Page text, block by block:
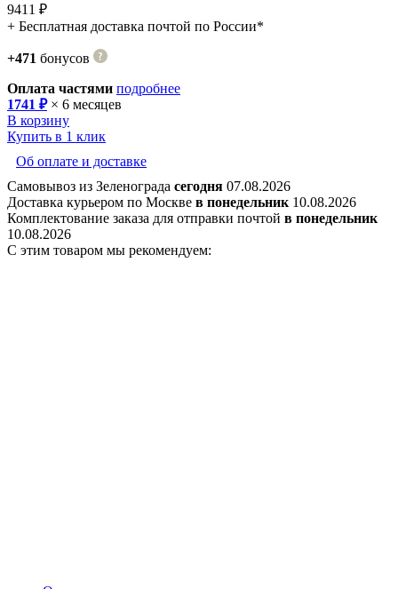
9411 ₽
+ Бесплатная доставка почтой по России*
+471 бонусов
Оплата частями подробнее
1741 ₽× 6 месяцев
В корзину
Купить в 1 клик
Об оплате и доставке
Самовывоз из Зеленограда сегодня 07.08.2026
Доставка курьером по Москве в понедельник 10.08.2026
Комплектование заказа для отправки почтой в понедельник
10.08.2026
С этим товаром мы рекомендуем: